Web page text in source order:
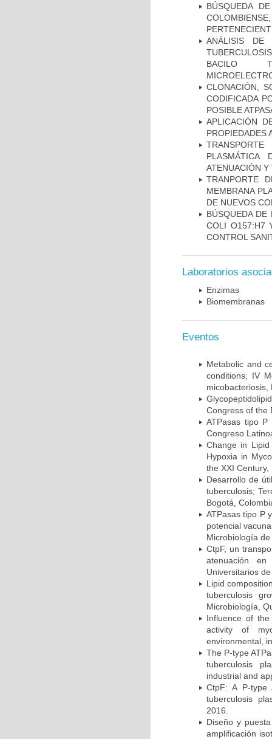
BÚSQUEDA
ANÁLISIS DE
BACILO
CLONACIÓN,
CODIFICADA
POSIBLE
APLICACIÓN
PROPIEDADES
PLASMÁTICA
ATENUACIÓN Y
TRANPORTE
MEMBRANA
DE NUEVOS
BÚSQUEDA DE
COLI O157:H7
CONTROL
Laboratorios
Enzimas
Biomembranas
Eventos
Metabolic and
conditions; IV
micobacteriosis,
Congress of the
ATPasas tipo P
Congreso
Change in
Hypoxia in
the XXI
Desarrollo de
tuberculosis;
Bogotá,
ATPasas tipo P
potencial
Microbiología
CtpF, un
atenuación
Universitarios
Lipid
tuberculosis
Microbiología,
Influence of the
activity of
environmental,
The P-type
tuberculosis
industrial and
CtpF: A P-type
tuberculosis
2016.
Diseño y
amplificación